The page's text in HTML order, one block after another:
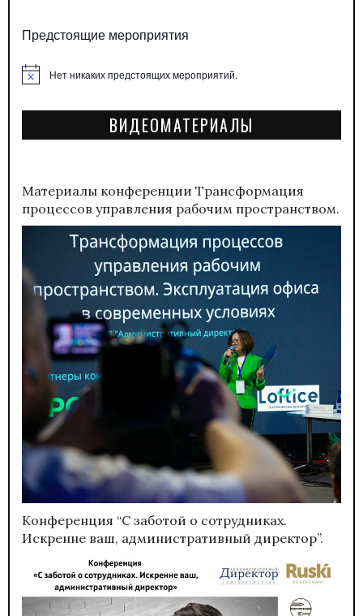
Предстоящие мероприятия
ЗаметкаНет никаких предстоящих мероприятий.
ВИДЕОМАТЕРИАЛЫ
Материалы конференции Трансформация
процессов управления рабочим пространством.
Конференция “С заботой о сотрудниках.
Искренне ваш, административный директор”.